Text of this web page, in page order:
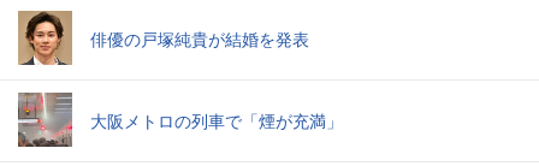
俳優の戸塚純貴が結婚を発表
大阪メトロの列車で「煙が充満」